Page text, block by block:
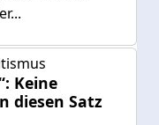
Keine
diesen Satz